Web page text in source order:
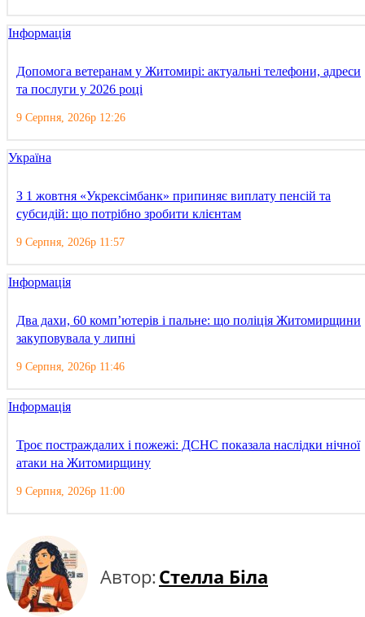
Інформація
Допомога ветеранам у Житомирі: актуальні телефони, адреси
та послуги у 2026 році
9 Серпня, 2026р 12:26
Україна
З 1 жовтня «Укрексімбанк» припиняє виплату пенсій та
субсидій: що потрібно зробити клієнтам
9 Серпня, 2026р 11:57
Інформація
Два дахи, 60 комп’ютерів і пальне: що поліція Житомирщини
закуповувала у липні
9 Серпня, 2026р 11:46
Інформація
Троє постраждалих і пожежі: ДСНС показала наслідки нічної
атаки на Житомирщину
9 Серпня, 2026р 11:00
Автор:Стелла Біла